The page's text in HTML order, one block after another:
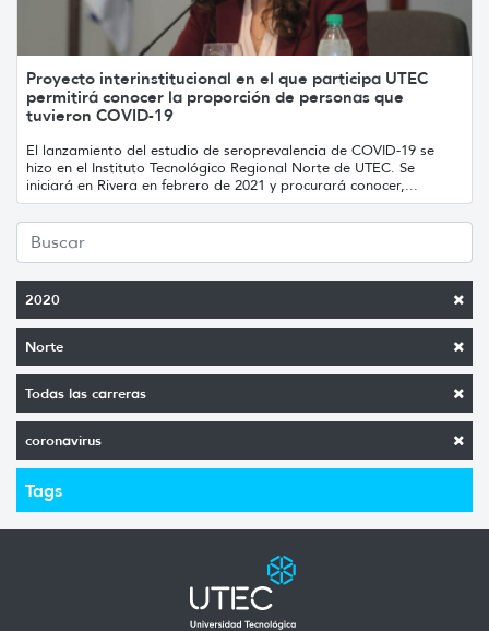
2020
Norte
Todas las carreras
coronavirus
Tags
Proyecto interinstitucional en el que participa UTEC
permitirá conocer la proporción de personas que
tuvieron COVID-19
El lanzamiento del estudio de seroprevalencia de COVID-19 se
hizo en el Instituto Tecnológico Regional Norte de UTEC. Se
iniciará en Rivera en febrero de 2021 y procurará conocer,...